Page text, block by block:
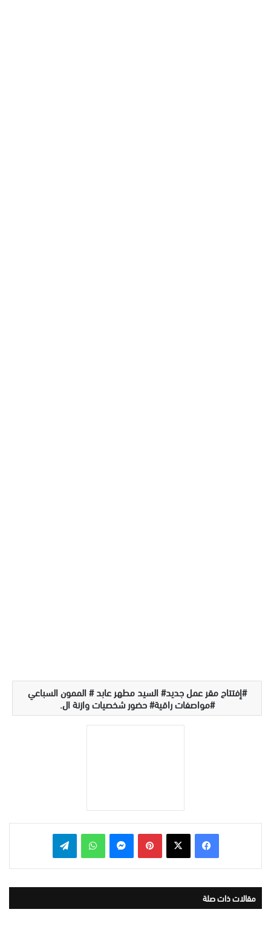
إفتتاح مقر عمل جديد# السيد مطهر عابد # الممون السباعي
#مواصفات راقية# حضور شخصيات وازنة ال.
بينتيريست واتساب
مقالات ذات صلة